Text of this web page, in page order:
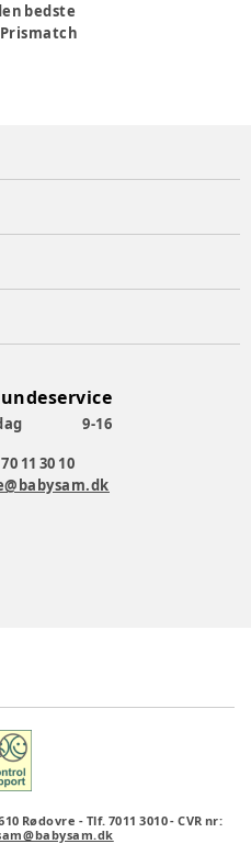
bedste
9-16
11 30 10
Rødovre - Tlf. 7011 3010-CVR nr: